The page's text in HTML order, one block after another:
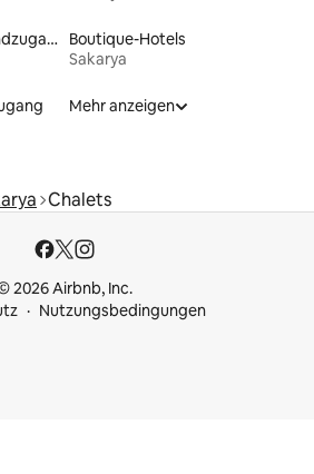
Unterkünfte mit Strandzugang
Boutique-Hotels
Sakarya
Mehr anzeigen
Chalets
2026 Airbnb, Inc.
Nutzungsbedingungen